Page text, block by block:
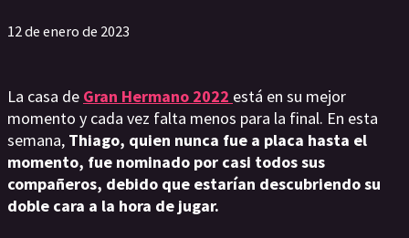
12 de enero de 2023
La casa de Gran Hermano 2022 está en su mejor
momento y cada vez falta menos para la final. En esta
semana, Thiago, quien nunca fue a placa hasta el
momento, fue nominado por casi todos sus
compañeros, debido que estarían descubriendo su
doble cara a la hora de jugar.